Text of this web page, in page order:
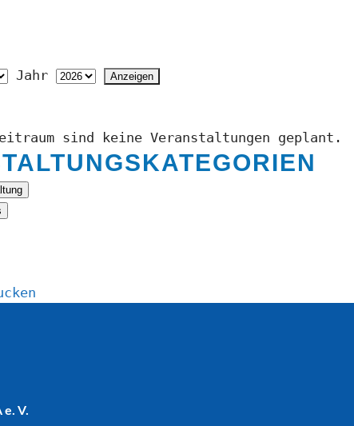
Jahr
sind keine Veranstaltungen geplant.
e. V.